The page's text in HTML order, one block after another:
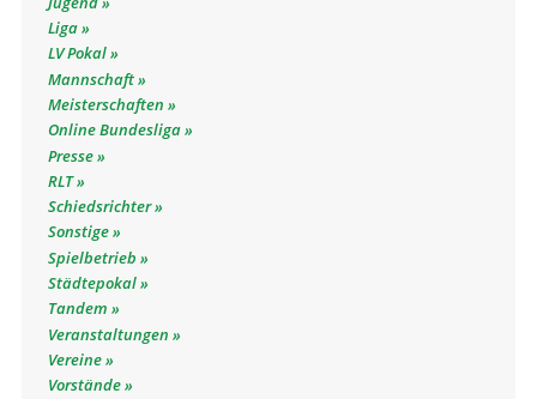
Liga
LV Pokal
Mannschaft
Meisterschaften
Online Bundesliga
Presse
RLT
Schiedsrichter
Sonstige
Spielbetrieb
Städtepokal
Tandem
Veranstaltungen
Vereine
Vorstände